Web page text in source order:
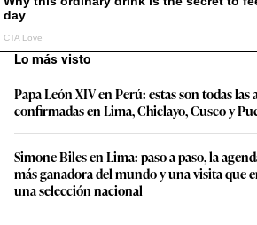
Lo más visto
Papa León XIV en Perú: estas son todas las
confirmadas en Lima, Chiclayo, Cusco y
Simone Biles en Lima: paso a paso, la
más ganadora del mundo y una visita que
una selección nacional